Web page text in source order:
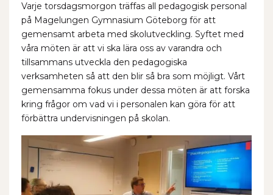
Varje torsdagsmorgon träffas all pedagogisk personal
på Magelungen Gymnasium Göteborg för att
gemensamt arbeta med skolutveckling. Syftet med
våra möten är att vi ska lära oss av varandra och
tillsammans utveckla den pedagogiska
verksamheten så att den blir så bra som möjligt. Vårt
gemensamma fokus under dessa möten är att forska
kring frågor om vad vi i personalen kan göra för att
förbättra undervisningen på skolan.